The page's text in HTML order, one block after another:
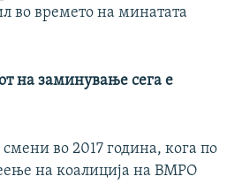
во времето на минатата
на заминување сега е
смени во 2017 година, кога по
на коалиција на ВМРО